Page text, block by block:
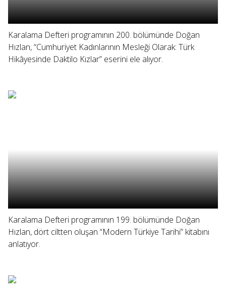
Karalama Defteri programının 200. bölümünde Doğan
Hızlan, “Cumhuriyet Kadınlarının Mesleği Olarak: Türk
Hikâyesinde Daktilo Kızlar” eserini ele alıyor.
Karalama Defteri programının 199. bölümünde Doğan
Hızlan, dört ciltten oluşan “Modern Türkiye Tarihi” kitabını
anlatıyor.